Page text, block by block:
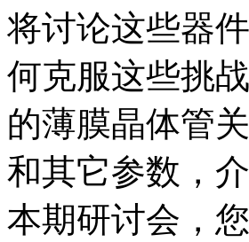
将讨论这些器
何克服这些挑
的薄膜晶体管
和其它参数，
本期研讨会，